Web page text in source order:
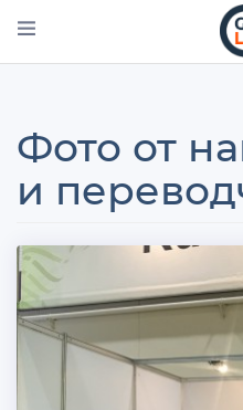
основному
Фото от
и